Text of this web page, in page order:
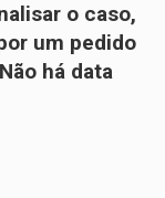
o caso,
um pedido
há data